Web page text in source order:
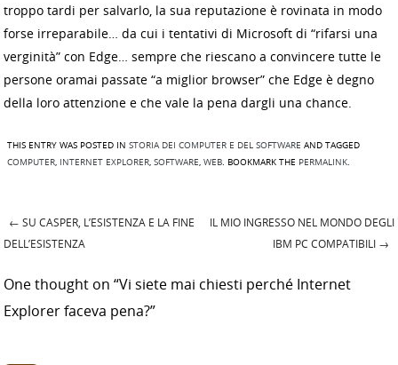
troppo tardi per salvarlo, la sua reputazione è rovinata in modo
forse irreparabile… da cui i tentativi di Microsoft di “rifarsi una
verginità” con Edge… sempre che riescano a convincere tutte le
persone oramai passate “a miglior browser” che Edge è degno
della loro attenzione e che vale la pena dargli una chance.
THIS ENTRY WAS POSTED IN STORIA DEI COMPUTER E DEL SOFTWARE AND TAGGED
COMPUTER INTERNET EXPLORER SOFTWARE WEB . BOOKMARK THE PERMALINK
Post navigation
← SU CASPER, L’ESISTENZA E LA FINE
DELL’ESISTENZA
IL MIO INGRESSO NEL MONDO DEGLI
IBM PC COMPATIBILI →
One thought on “Vi siete mai chiesti perché Internet
Explorer faceva pena?”